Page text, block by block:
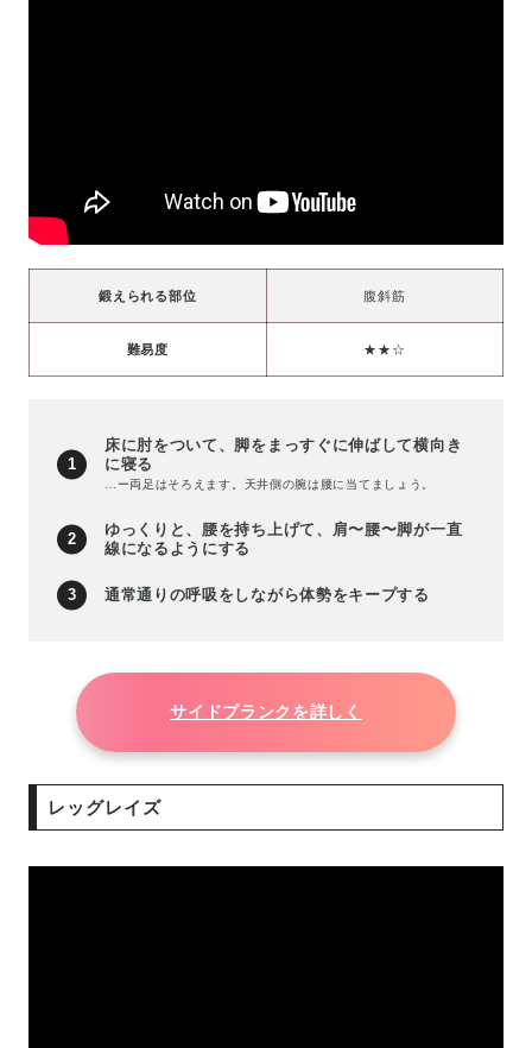
鍛えられる部位 腹斜筋
難易度 ★★☆
床に肘をついて、脚をまっすぐに伸ばして横向き
に寝る
…ー両足はそろえます。天井側の腕は腰に当てましょう。
ゆっくりと、腰を持ち上げて、肩〜腰〜脚が一直
線になるようにする
通常通りの呼吸をしながら体勢をキープする
サイドプランクを詳しく
レッグレイズ